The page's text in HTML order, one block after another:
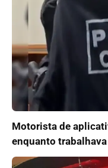
Motorista de
enquanto